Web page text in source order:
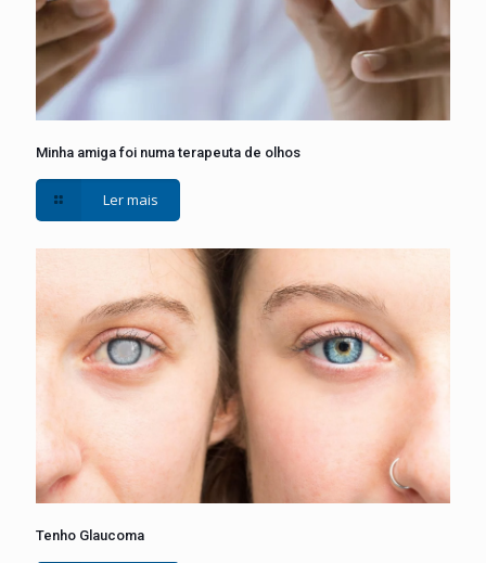
Minha amiga foi numa terapeuta de olhos
Ler mais
Tenho Glaucoma